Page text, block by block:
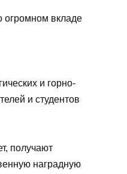
огромном вкладе
и горно-
и студентов
получают
наградную